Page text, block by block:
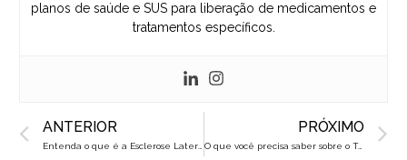
planos de saúde e SUS para liberação de medicamentos e
tratamentos específicos.
Prev
ANTERIOR PRÓXIMO
O que você precisa saber sobre o Transplante de Medula óssea